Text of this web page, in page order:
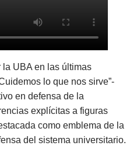
la UBA en las últimas
lo que nos sirve”-
en defensa de la
explícitas a figuras
como emblema de la
del sistema universitario.